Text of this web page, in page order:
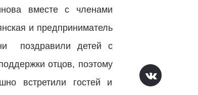
вместе с членами
и предприниматель
поздравили детей с
отцов, поэтому
встретили гостей и